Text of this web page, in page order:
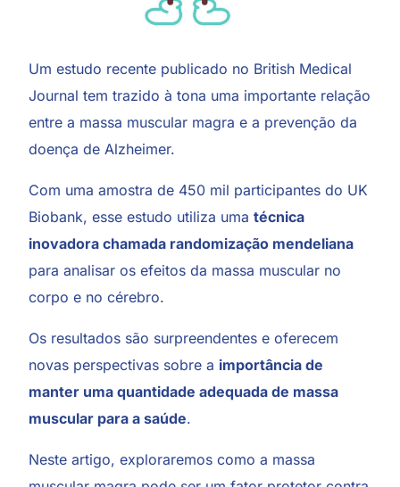
Um estudo recente publicado no British Medical
Journal tem trazido à tona uma importante relação
entre a massa muscular magra e a prevenção da
doença de Alzheimer.
Com uma amostra de 450 mil participantes do UK
Biobank, esse estudo utiliza umatécnica
inovadora chamada randomização mendeliana
para analisar os efeitos da massa muscular no
corpo e no cérebro.
Os resultados são surpreendentes e oferecem
novas perspectivas sobre a importância de
manter uma quantidade adequada de massa
muscular para a saúde.
Neste artigo, exploraremos como a massa